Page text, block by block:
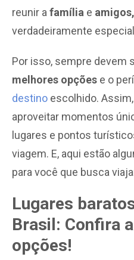
reunir a família e amigos,
verdadeiramente
Por isso, sempre devem
melhores opções e o
destino escolhido.
aproveitar momentos
lugares e pontos
viagem. E, aqui estão
para você que busca
Lugares
Brasil: Confira
opções!